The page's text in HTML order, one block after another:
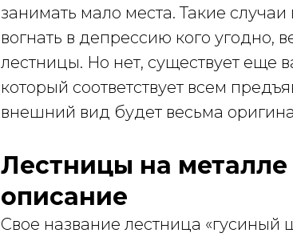
занимать мало места. Такие
вогнать в депрессию кого угодно,
лестницы. Но нет, существует еще
который соответствует всем
внешний вид будет весьма
Лестницы на
описание
Свое название лестница «гусиный